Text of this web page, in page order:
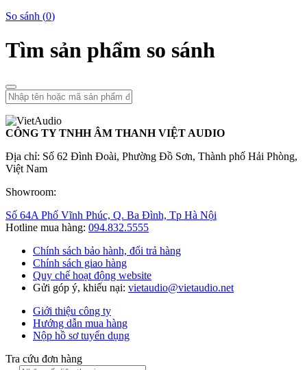
So sánh (0)
Tìm sản phẩm so sánh
CÔNG TY TNHH ÂM THANH VIỆT AUDIO
Địa chỉ: Số 62 Đình Đoài, Phường Đồ Sơn, Thành phố Hải Phòng,
Việt Nam
Showroom:
Số 64A Phố Vĩnh Phúc, Q. Ba Đình, Tp Hà Nội
Hotline mua hàng: 094.832.5555
Chính sách bảo hành, đổi trả hàng
Chính sách giao hàng
Quy chế hoạt động website
Gửi góp ý, khiếu nại: vietaudio@vietaudio.net
Giới thiệu công ty
Hướng dẫn mua hàng
Nộp hồ sơ tuyển dụng
Tra cứu đơn hàng